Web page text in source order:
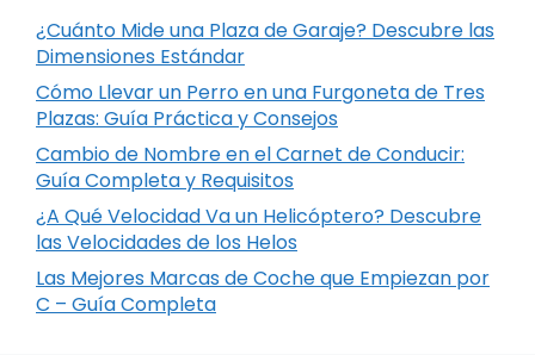
¿Cuánto Mide una Plaza de Garaje? Descubre las
Dimensiones Estándar
Cómo Llevar un Perro en una Furgoneta de Tres
Plazas: Guía Práctica y Consejos
Cambio de Nombre en el Carnet de Conducir:
Guía Completa y Requisitos
¿A Qué Velocidad Va un Helicóptero? Descubre
las Velocidades de los Helos
Las Mejores Marcas de Coche que Empiezan por
C – Guía Completa